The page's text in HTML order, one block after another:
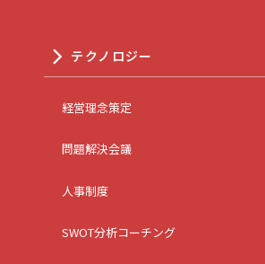
テクノロジー
経営理念策定
問題解決会議
人事制度
SWOT分析コーチング